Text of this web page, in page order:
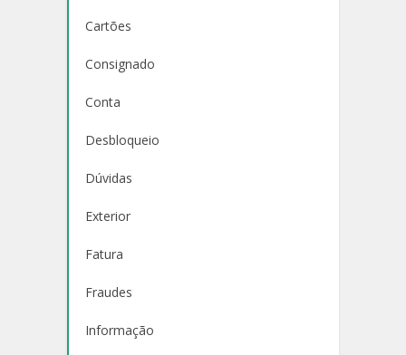
Cartões
Consignado
Conta
Desbloqueio
Dúvidas
Exterior
Fatura
Fraudes
Informação